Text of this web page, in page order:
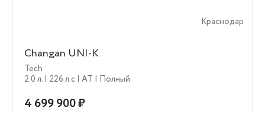
Краснодар
Changan UNI-K
Tech
2.0 л. | 226 л.c | AT | Полный
4 699 900 ₽